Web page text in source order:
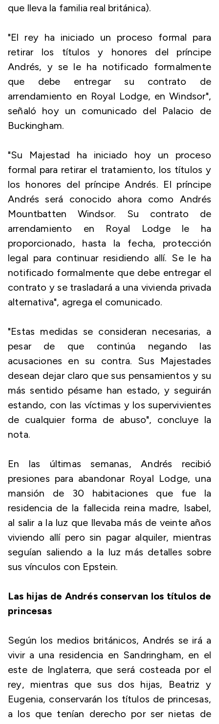
que lleva la familia real británica).
"El rey ha iniciado un proceso formal para
retirar los títulos y honores del príncipe
Andrés, y se le ha notificado formalmente
que debe entregar su contrato de
arrendamiento en Royal Lodge, en Windsor",
señaló hoy un comunicado del Palacio de
Buckingham.
"Su Majestad ha iniciado hoy un proceso
formal para retirar el tratamiento, los títulos y
los honores del príncipe Andrés. El príncipe
Andrés será conocido ahora como Andrés
Mountbatten Windsor. Su contrato de
arrendamiento en Royal Lodge le ha
proporcionado, hasta la fecha, protección
legal para continuar residiendo allí. Se le ha
notificado formalmente que debe entregar el
contrato y se trasladará a una vivienda privada
alternativa", agrega el comunicado.
"Estas medidas se consideran necesarias, a
pesar de que continúa negando las
acusaciones en su contra. Sus Majestades
desean dejar claro que sus pensamientos y su
más sentido pésame han estado, y seguirán
estando, con las víctimas y los supervivientes
de cualquier forma de abuso", concluye la
nota.
En las últimas semanas, Andrés recibió
presiones para abandonar Royal Lodge, una
mansión de 30 habitaciones que fue la
residencia de la fallecida reina madre, Isabel,
al salir a la luz que llevaba más de veinte años
viviendo allí pero sin pagar alquiler, mientras
seguían saliendo a la luz más detalles sobre
sus vínculos con Epstein.
Las hijas de Andrés conservan los títulos de
princesas
Según los medios británicos, Andrés se irá a
vivir a una residencia en Sandringham, en el
este de Inglaterra, que será costeada por el
rey, mientras que sus dos hijas, Beatriz y
Eugenia, conservarán los títulos de princesas,
a los que tenían derecho por ser nietas de